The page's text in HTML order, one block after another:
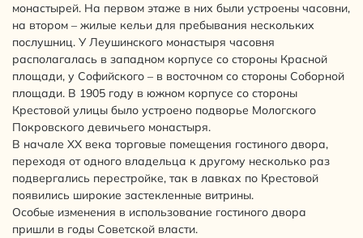
монастырей. На первом этаже в них были устроены часовни,
на втором – жилые кельи для пребывания нескольких
послушниц. У Леушинского монастыря часовня
располагалась в западном корпусе со стороны Красной
площади, у Софийского – в восточном со стороны Соборной
площади. В 1905 году в южном корпусе со стороны
Крестовой улицы было устроено подворье Мологского
Покровского девичьего монастыря.
В начале ХХ века торговые помещения гостиного двора,
переходя от одного владельца к другому несколько раз
подвергались перестройке, так в лавках по Крестовой
появились широкие застекленные витрины.
Особые изменения в использование гостиного двора
пришли в годы Советской власти.